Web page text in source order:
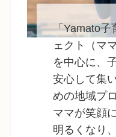
「Yamato子
ェクト（マ
を中心に、
安心して集
めの地域プ
ママが笑顔
明るくなり